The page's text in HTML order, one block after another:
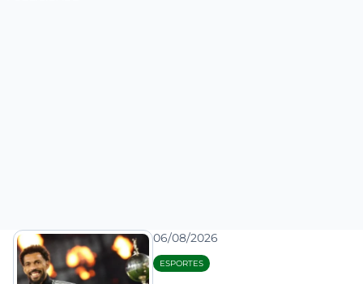
06/08/2026
ESPORTES